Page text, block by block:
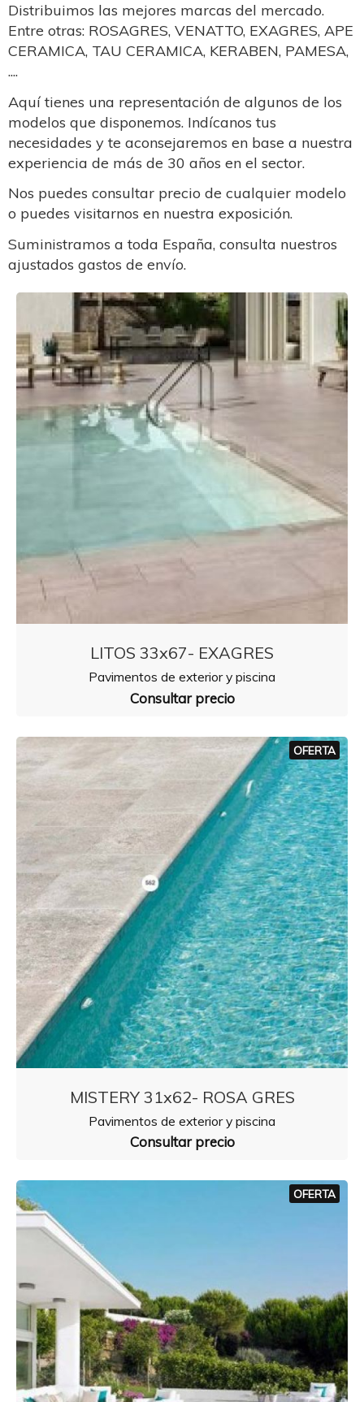
Distribuimos las mejores marcas del mercado.
Entre otras: ROSAGRES, VENATTO, EXAGRES, APE
CERAMICA, TAU CERAMICA, KERABEN, PAMESA,
....
Aquí tienes una representación de algunos de los
modelos que disponemos. Indícanos tus
necesidades y te aconsejaremos en base a nuestra
experiencia de más de 30 años en el sector.
Nos puedes consultar precio de cualquier modelo
o puedes visitarnos en nuestra exposición.
Suministramos a toda España, consulta nuestros
ajustados gastos de envío.
LITOS 33x67- EXAGRES
Pavimentos de exterior y piscina
Consultar precio
OFERTA
MISTERY 31x62- ROSA GRES
Pavimentos de exterior y piscina
Consultar precio
OFERTA